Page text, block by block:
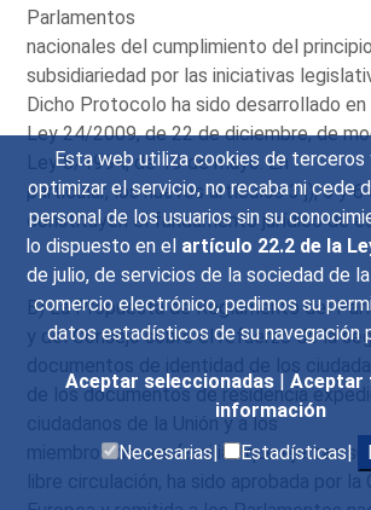
Esta web utiliza cookies de terceros
optimizar el servicio, no recaba ni cede
personal de los usuarios sin su
lo dispuesto en el artículo 22.2 de la
de julio, de servicios de la sociedad de
comercio electrónico, pedimos su
datos estadísticos de su navegación
Aceptar seleccionadas | Aceptar
información
Necesarias|
Estadísticas|
Parlamentos
nacionales del cumplimiento del
subsidiariedad por las iniciativas
Dicho Protocolo ha sido desarrollado en
Ley 24/2009, de 22 de diciembre, de
Ley 8/1994, de 19 de mayo. En
particular, los nuevos artículos 3 j), 5 y
constituyen el fundamento jurídico de
B) La Propuesta de Reglamento del
y del Consejo sobre el refuerzo de la
documentos de identidad de los
de los documentos de residencia
ciudadanos de la Unión y a los
miembros de sus familias que ejerzan
libre circulación, ha sido aprobada por la